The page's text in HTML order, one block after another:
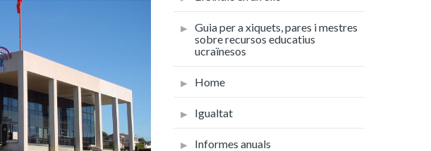
Guia per a xiquets, pares i mestres
sobre recursos educatius
ucraïnesos
Home
Igualtat
Informes anuals